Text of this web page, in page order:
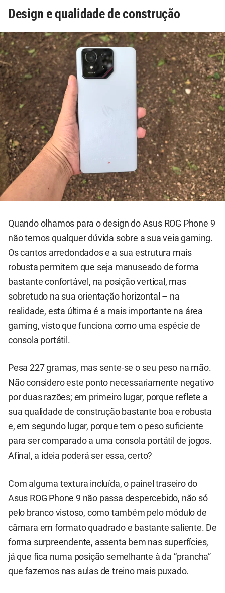
Design e qualidade de construção
Quando olhamos para o design do Asus ROG Phone 9
não temos qualquer dúvida sobre a sua veia gaming.
Os cantos arredondados e a sua estrutura mais
robusta permitem que seja manuseado de forma
bastante confortável, na posição vertical, mas
sobretudo na sua orientação horizontal – na
realidade, esta última é a mais importante na área
gaming, visto que funciona como uma espécie de
consola portátil.
Pesa 227 gramas, mas sente-se o seu peso na mão.
Não considero este ponto necessariamente negativo
por duas razões; em primeiro lugar, porque reflete a
sua qualidade de construção bastante boa e robusta
e, em segundo lugar, porque tem o peso suficiente
para ser comparado a uma consola portátil de jogos.
Afinal, a ideia poderá ser essa, certo?
Com alguma textura incluída, o painel traseiro do
Asus ROG Phone 9 não passa despercebido, não só
pelo branco vistoso, como também pelo módulo de
câmara em formato quadrado e bastante saliente. De
forma surpreendente, assenta bem nas superfícies,
já que fica numa posição semelhante à da “prancha”
que fazemos nas aulas de treino mais puxado.